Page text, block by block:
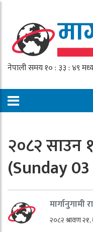
२०८२ साउन
(Sunday
मार्गानुगामी
२०८२ श्रावण